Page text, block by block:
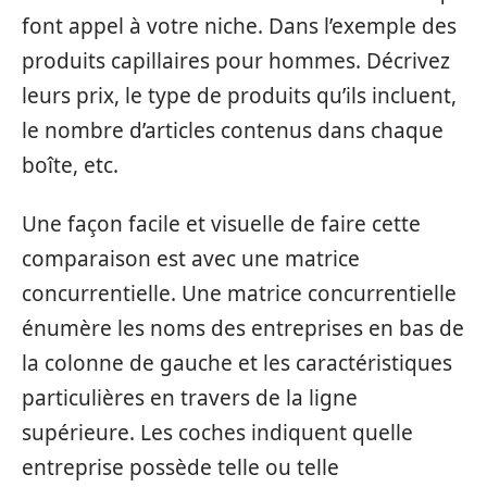
font appel à votre niche. Dans l’exemple des
produits capillaires pour hommes. Décrivez
leurs prix, le type de produits qu’ils incluent,
le nombre d’articles contenus dans chaque
boîte, etc.
Une façon facile et visuelle de faire cette
comparaison est avec une matrice
concurrentielle. Une matrice concurrentielle
énumère les noms des entreprises en bas de
la colonne de gauche et les caractéristiques
particulières en travers de la ligne
supérieure. Les coches indiquent quelle
entreprise possède telle ou telle